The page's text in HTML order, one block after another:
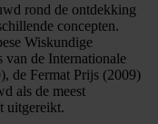
rond de ontdekking
concepten.
Wiskundige
de Internationale
de Fermat Prijs (2009)
als de meest
uitgereikt.